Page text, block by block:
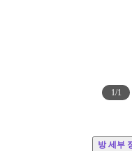
1/1
방 세부